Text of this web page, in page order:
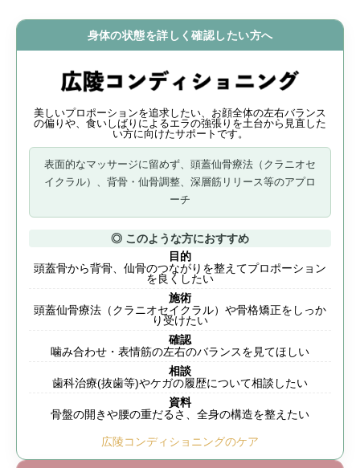
身体の状態を詳しく確認したい方へ
美しいプロポーションを追求したい、お顔全体の左右バランス
の偏りや、食いしばりによるエラの強張りを土台から見直した
い方に向けたサポートです。
表面的なマッサージに留めず、 頭蓋仙骨療法（クラニオセ
イクラル）、背骨・仙骨調整、深層筋リリース等のアプロ
ーチ
◎ このような方におすすめ
目的
頭蓋骨から背骨、仙骨のつながりを整えてプロポーション
を良くしたい
施術
頭蓋仙骨療法（クラニオセイクラル）や骨格矯正をしっか
り受けたい
確認
噛み合わせ・表情筋の左右のバランスを見てほしい
相談
歯科治療(抜歯等)やケガの履歴について相談したい
資料
骨盤の開きや腰の重だるさ、全身の構造を整えたい
広陵コンディショニングのケア